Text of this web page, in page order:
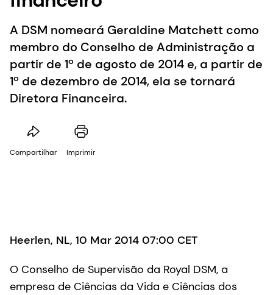
A DSM nomeará Geraldine Matchett como
membro do Conselho de Administração a
partir de 1º de agosto de 2014 e, a partir de
1º de dezembro de 2014, ela se tornará
Diretora Financeira.
Compartilhar Imprimir
Heerlen, NL, 10 Mar 2014 07:00 CET
O Conselho de Supervisão da Royal DSM, a
empresa de Ciências da Vida e Ciências dos